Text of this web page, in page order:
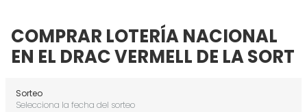
COMPRAR LOTERÍA NACIONAL
EN EL DRAC VERMELL DE LA SORT
Sorteo
Selecciona la fecha del sorteo